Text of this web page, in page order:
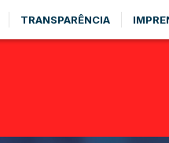
TRANSPARÊNCIA